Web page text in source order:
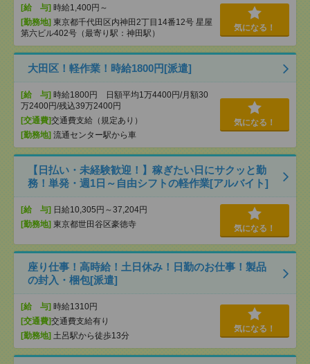
[給 与] 時給1,400円～
[勤務地] 東京都千代田区内神田2丁目14番12号 星屋
第六ビル402号（最寄り駅：神田駅）
気になる！
大田区！軽作業！時給1800円[派遣]
[給 与] 時給1800円 日額平均1万4400円/月額30
万2400円/残込39万2400円
[交通費]交通費支給（規定あり）
[勤務地] 流通センター駅から車
気になる！
【日払い・未経験歓迎！】稼ぎたい日にサクッと勤
務！単発・週1日～自由シフトの軽作業[アルバイト]
[給 与] 日給10,305円～37,204円
[勤務地] 東京都世田谷区豪徳寺 気になる！
座り仕事！高時給！土日休み！日勤のお仕事！製品
の封入・梱包[派遣]
[給 与] 時給1310円
[交通費]交通費支給有り
[勤務地] 土呂駅から徒歩13分
気になる！